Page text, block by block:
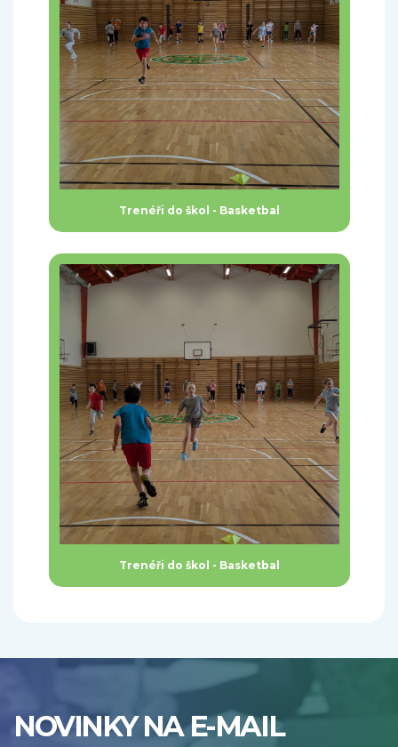
Trenéři do škol - Basketbal
Trenéři do škol - Basketbal
NOVINKY NA E-MAIL